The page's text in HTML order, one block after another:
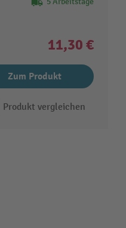
11,30 €
Zum Produkt
Produkt vergleichen